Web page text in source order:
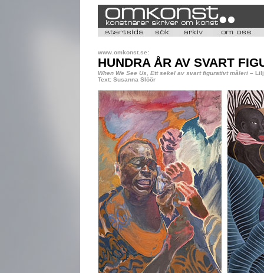
www.omkonst.se:
HUNDRA ÅR AV SVART
When We See Us, Ett sekel av svart figurativt måleri –
Text: Susanna Slöör